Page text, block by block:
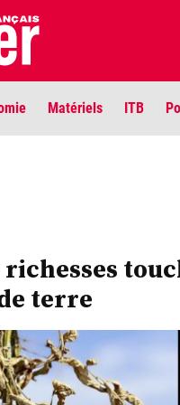
Matériels ITB
Les louvetiers
richesses
terre